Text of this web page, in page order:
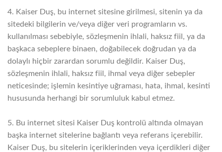
4. Kaiser Duş, bu internet sitesine girilmesi, sitenin ya da
sitedeki bilgilerin ve/veya diğer veri programların vs.
kullanılması sebebiyle, sözleşmenin ihlali, haksız fiil, ya da
başkaca sebeplere binaen, doğabilecek doğrudan ya da
dolaylı hiçbir zarardan sorumlu değildir. Kaiser Duş,
sözleşmenin ihlali, haksız fiil, ihmal veya diğer sebepler
neticesinde; işlemin kesintiye uğraması, hata, ihmal, kesinti
hususunda herhangi bir sorumluluk kabul etmez.
5. Bu internet sitesi Kaiser Duş kontrolü altında olmayan
başka internet sitelerine bağlantı veya referans içerebilir.
Kaiser Duş, bu sitelerin içeriklerinden veya içerdikleri diğer